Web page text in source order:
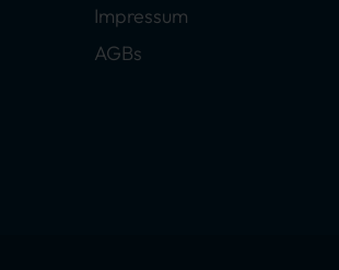
Impressum
AGBs